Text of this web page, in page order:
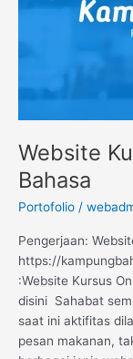
Website
Bahasa
Portofolio /
Pengerjaan:
https://
:Website Kursus
disini Sahabat
saat ini aktifitas
pesan makanan,